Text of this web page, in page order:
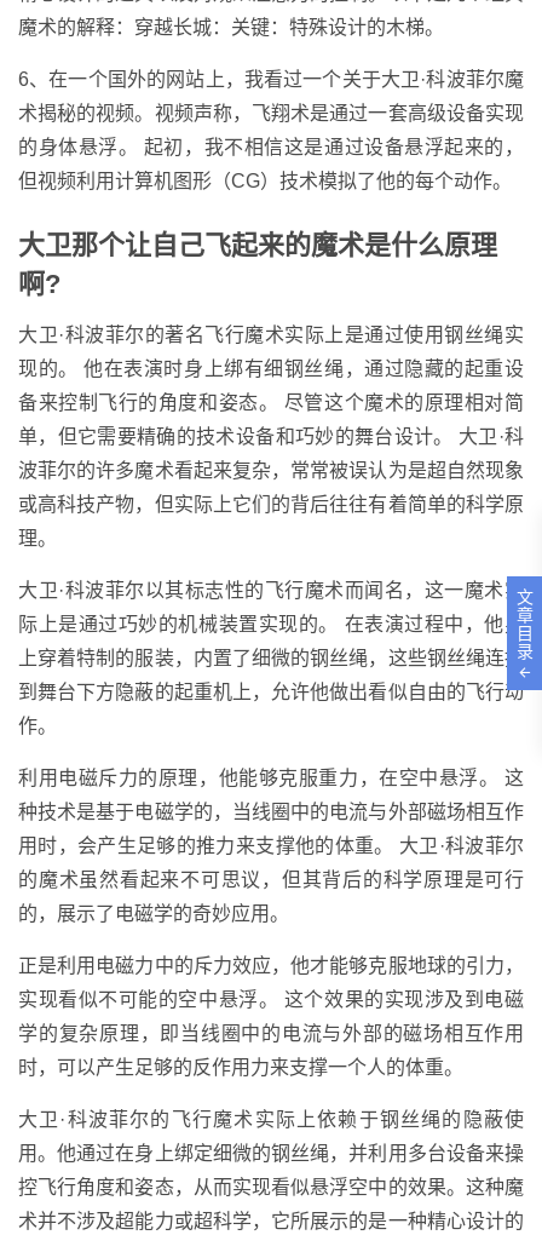
魔术的解释：穿越长城：关键：特殊设计的木梯。
6、在一个国外的网站上，我看过一个关于大卫·科波菲尔魔
术揭秘的视频。视频声称，飞翔术是通过一套高级设备实现
的身体悬浮。 起初，我不相信这是通过设备悬浮起来的，
但视频利用计算机图形（CG）技术模拟了他的每个动作。
大卫那个让自己飞起来的魔术是什么原理
啊?
大卫·科波菲尔的著名飞行魔术实际上是通过使用钢丝绳实
现的。 他在表演时身上绑有细钢丝绳，通过隐藏的起重设
备来控制飞行的角度和姿态。 尽管这个魔术的原理相对简
单，但它需要精确的技术设备和巧妙的舞台设计。 大卫·科
波菲尔的许多魔术看起来复杂，常常被误认为是超自然现象
或高科技产物，但实际上它们的背后往往有着简单的科学原
理。
大卫·科波菲尔以其标志性的飞行魔术而闻名，这一魔术实
际上是通过巧妙的机械装置实现的。 在表演过程中，他身
上穿着特制的服装，内置了细微的钢丝绳，这些钢丝绳连接
到舞台下方隐蔽的起重机上，允许他做出看似自由的飞行动
作。
利用电磁斥力的原理，他能够克服重力，在空中悬浮。 这
种技术是基于电磁学的，当线圈中的电流与外部磁场相互作
用时，会产生足够的推力来支撑他的体重。 大卫·科波菲尔
的魔术虽然看起来不可思议，但其背后的科学原理是可行
的，展示了电磁学的奇妙应用。
正是利用电磁力中的斥力效应，他才能够克服地球的引力，
实现看似不可能的空中悬浮。 这个效果的实现涉及到电磁
学的复杂原理，即当线圈中的电流与外部的磁场相互作用
时，可以产生足够的反作用力来支撑一个人的体重。
大卫·科波菲尔的飞行魔术实际上依赖于钢丝绳的隐蔽使
用。他通过在身上绑定细微的钢丝绳，并利用多台设备来操
控飞行角度和姿态，从而实现看似悬浮空中的效果。这种魔
术并不涉及超能力或超科学，它所展示的是一种精心设计的
文
章
目
录